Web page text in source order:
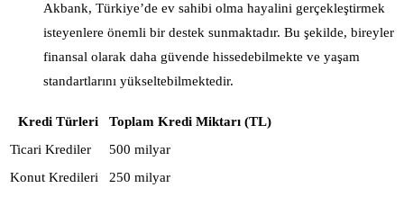
Akbank, Türkiye’de ev sahibi olma hayalini gerçekleştirmek
isteyenlere önemli bir destek sunmaktadır. Bu şekilde, bireyler
finansal olarak daha güvende hissedebilmekte ve yaşam
standartlarını yükseltebilmektedir.
Kredi Türleri
Toplam Kredi Miktarı (TL)
Ticari Krediler
500 milyar
Konut Kredileri
250 milyar